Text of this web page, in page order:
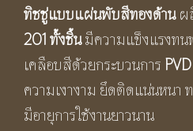
ทิชชู่แบบแผ่นพับสีทองด้านผ
201 ทั้งชิ้นมีความแข็งแรงทน
เคลือบสีด้วยกระบวนการ
ความเงางาม ยึดติดแน่นหนา
มีอายุการใช้งานยาวนาน